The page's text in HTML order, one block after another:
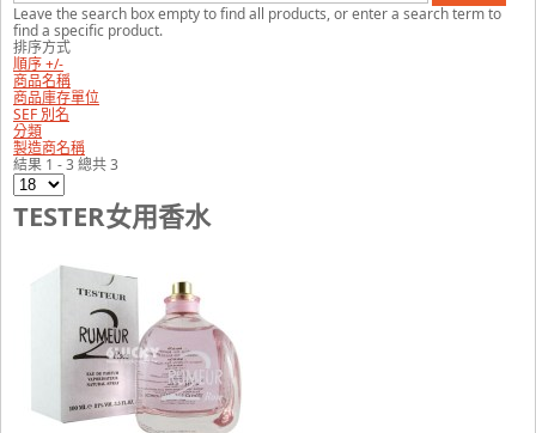
Leave the search box empty to find all products, or enter a search term to
find a specific product.
排序方式
順序 +/-
商品名稱
商品庫存單位
SEF 別名
分類
製造商名稱
結果 1 - 3 總共 3
TESTER女用香水